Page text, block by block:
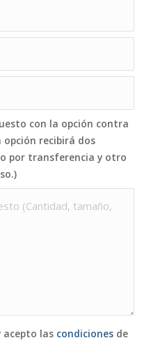
con la opción contra
opción recibirá dos
por transferencia y otro
acepto las condicionesde